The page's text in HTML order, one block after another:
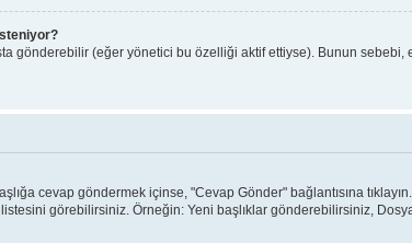
gönderebilir (eğer yönetici bu özelliği aktif ettiyse). Bunun sebebi,
cevap göndermek içinse, "Cevap Gönder" bağlantısına
görebilirsiniz. Örneğin: Yeni başlıklar gönderebilirsiniz,